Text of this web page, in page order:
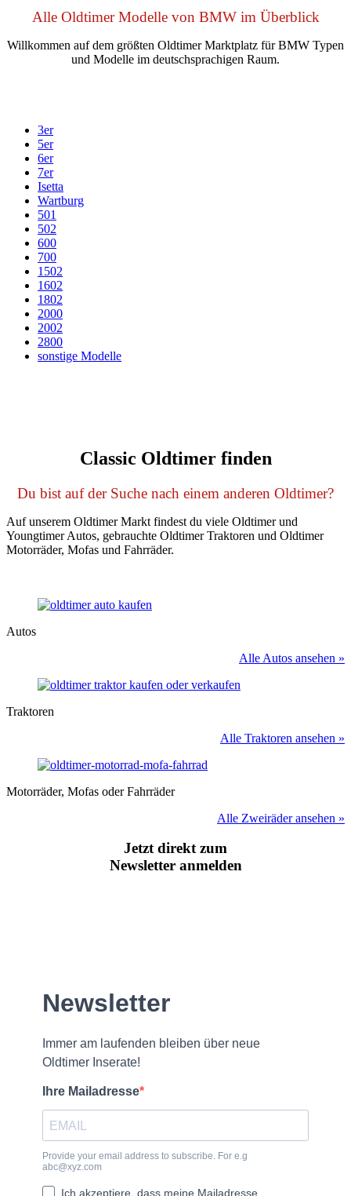
Alle Oldtimer Modelle von BMW im Überblick
Willkommen auf dem größten Oldtimer Marktplatz für BMW Typen
und Modelle im deutschsprachigen Raum.
3er
5er
6er
7er
Isetta
Wartburg
501
502
600
700
1502
1602
1802
2000
2002
2800
sonstige Modelle
Classic Oldtimer finden
Du bist auf der Suche nach einem anderen Oldtimer?
Auf unserem Oldtimer Markt findest du viele Oldtimer und
Youngtimer Autos, gebrauchte Oldtimer Traktoren und Oldtimer
Motorräder, Mofas und Fahrräder.
Autos
Alle Autos ansehen »
Traktoren
Alle Traktoren ansehen »
Motorräder, Mofas oder Fahrräder
Alle Zweiräder ansehen »
Jetzt direkt zum
Newsletter anmelden